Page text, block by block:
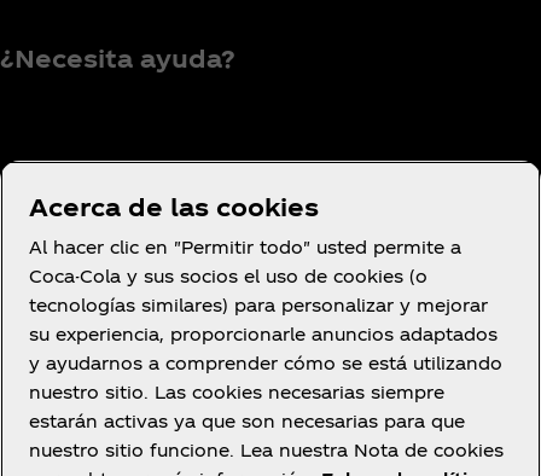
¿Necesita ayuda?
Configuración de cookies
Aviso de cookies
Declaración de Accesibilidad
Facebook
YouTube
Instagram
Acerca de las cookies
Al hacer clic en "Permitir todo" usted permite a
Coca-Cola y sus socios el uso de cookies (o
tecnologías similares) para personalizar y mejorar
su experiencia, proporcionarle anuncios adaptados
y ayudarnos a comprender cómo se está utilizando
nuestro sitio. Las cookies necesarias siempre
estarán activas ya que son necesarias para que
nuestro sitio funcione. Lea nuestra Nota de cookies